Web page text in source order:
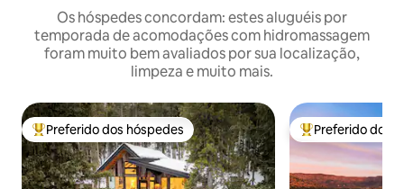
Os hóspedes concordam: estes aluguéis por
temporada de acomodações com hidromassagem
foram muito bem avaliados por sua localização,
limpeza e muito mais.
Entre os melhores preferidos dos hóspedes
Preferido dos hóspedes Entre os
Preferido dos